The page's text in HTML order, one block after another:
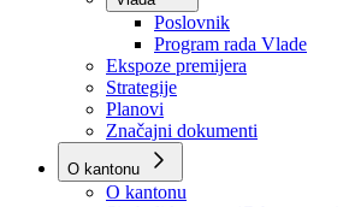
*Poslanička pitanja
Vlada
Poslovnik
Program rada Vlade
Ekspoze premijera
Strategije
Planovi
Značajni dokumenti